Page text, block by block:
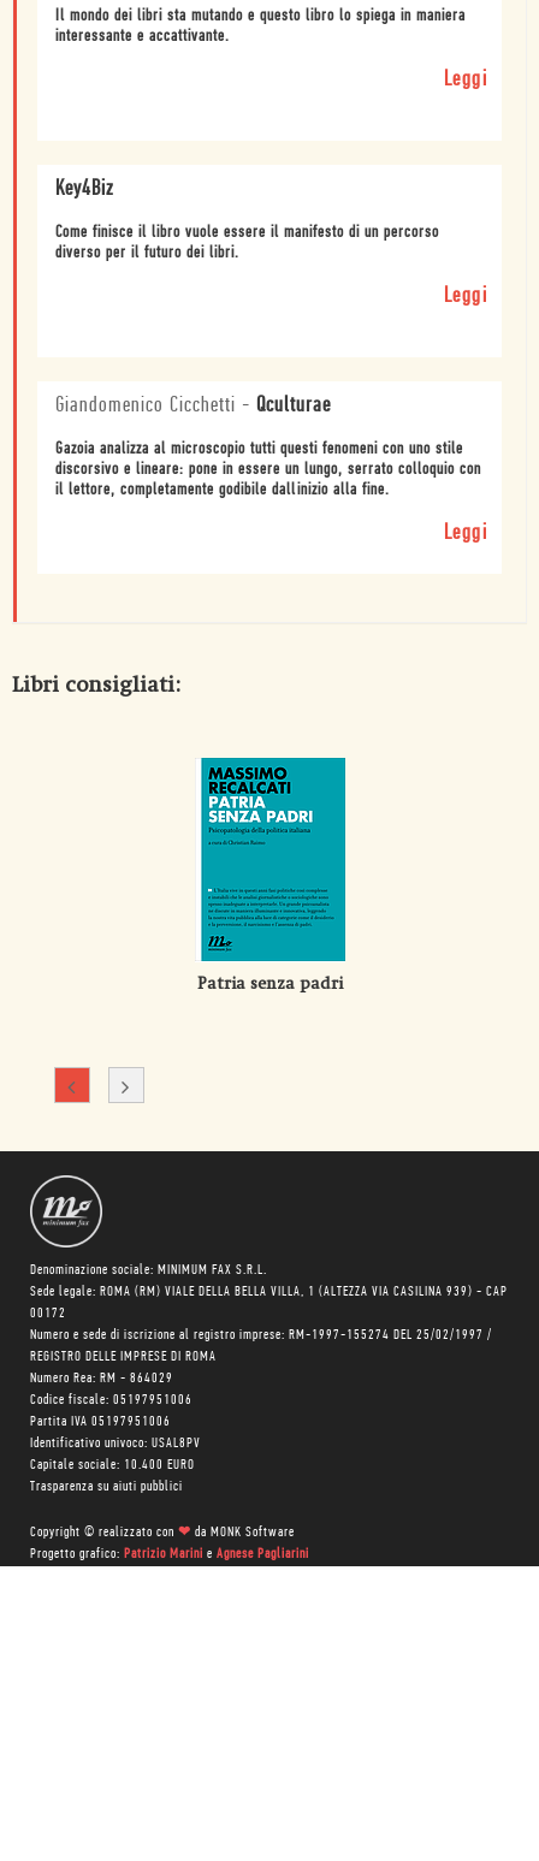
Il mondo dei libri sta mutando e questo libro lo spiega in maniera
interessante e accattivante.
Leggi
Key4Biz
Come finisce il libro vuole essere il manifesto di un percorso
diverso per il futuro dei libri.
Leggi
Giandomenico Cicchetti - Qculturae
Gazoia analizza al microscopio tutti questi fenomeni con uno stile
discorsivo e lineare: pone in essere un lungo, serrato colloquio con
il lettore, completamente godibile dallinizio alla fine.
Leggi
Libri consigliati:
Patria senza padri
Denominazione sociale: MINIMUM FAX S.R.L.
Sede legale: ROMA (RM) VIALE DELLA BELLA VILLA, 1 (ALTEZZA VIA CASILINA 939) - CAP
00172
Numero e sede di iscrizione al registro imprese: RM-1997-155274 DEL 25/02/1997 /
REGISTRO DELLE IMPRESE DI ROMA
Numero Rea: RM - 864029
Codice fiscale: 05197951006
Partita IVA 05197951006
Identificativo univoco: USAL8PV
Capitale sociale: 10.400 EURO
Trasparenza su aiuti pubblici
Copyright © realizzato con ❤ da MONK Software
Progetto grafico: Patrizio Marini e Agnese Pagliarini